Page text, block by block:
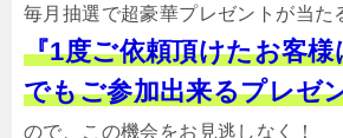
毎月抽選で超豪華プレゼントが当た
『1度ご依頼頂けたお客
でもご参加出来るプレゼ
ので、この機会をお見逃しなく！